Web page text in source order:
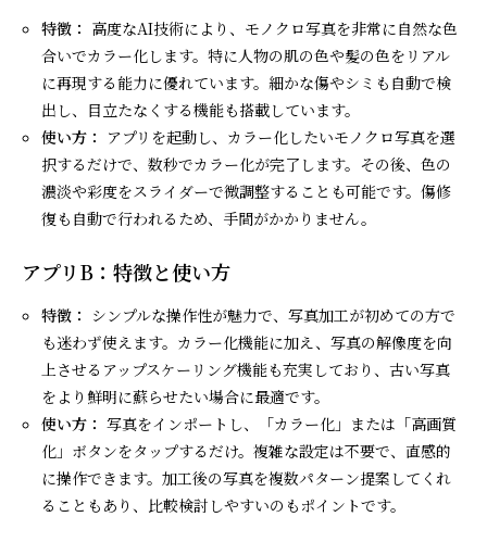
特徴： 高度なAI技術により、モノクロ写真を非常に自然な色
合いでカラー化します。特に人物の肌の色や髪の色をリアル
に再現する能力に優れています。細かな傷やシミも自動で検
出し、目立たなくする機能も搭載しています。
使い方： アプリを起動し、カラー化したいモノクロ写真を選
択するだけで、数秒でカラー化が完了します。その後、色の
濃淡や彩度をスライダーで微調整することも可能です。傷修
復も自動で行われるため、手間がかかりません。
アプリB：特徴と使い方
特徴： シンプルな操作性が魅力で、写真加工が初めての方で
も迷わず使えます。カラー化機能に加え、写真の解像度を向
上させるアップスケーリング機能も充実しており、古い写真
をより鮮明に蘇らせたい場合に最適です。
使い方： 写真をインポートし、「カラー化」または「高画質
化」ボタンをタップするだけ。複雑な設定は不要で、直感的
に操作できます。加工後の写真を複数パターン提案してくれ
ることもあり、比較検討しやすいのもポイントです。